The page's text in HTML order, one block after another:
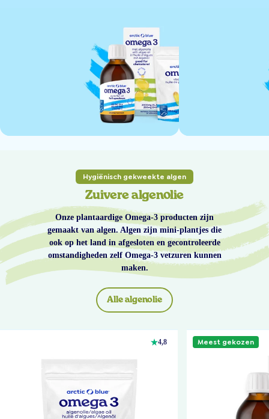
Hygiënisch gekweekte algen
Zuivere algenolie
Onze plantaardige Omega-3 producten zijn
gemaakt van algen. Algen zijn mini-plantjes die
ook op het land in afgesloten en gecontroleerde
omstandigheden zelf Omega-3 vetzuren kunnen
maken.
Alle algenolie
4,8 Meest gekozen